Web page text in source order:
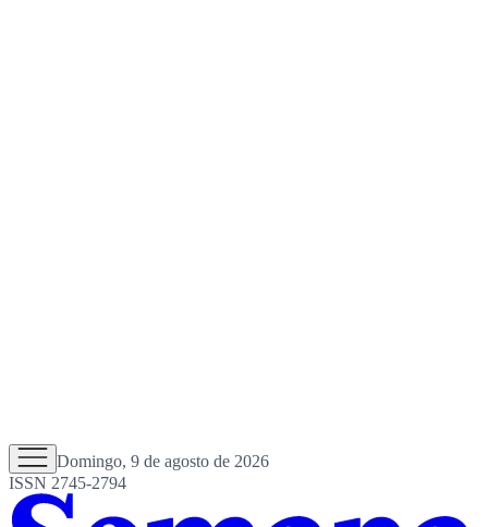
Domingo, 9 de agosto de 2026
ISSN 2745-2794